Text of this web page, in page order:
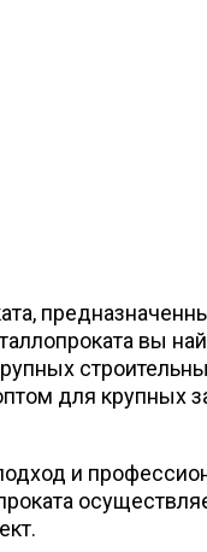
вы
для крупных
и